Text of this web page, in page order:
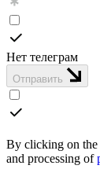
Нет телеграм
Отправить
By clicking on the
and processing of